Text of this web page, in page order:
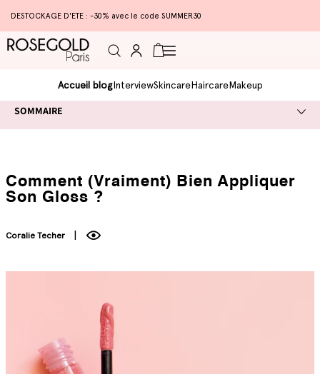
DESTOCKAGE D'ETE : -30% avec le code SUMMER30
ConnexionPanier
Accueil blogInterviewSkincareHaircareMakeup
SOMMAIRE
Comment (vraiment) Bien Appliquer
Son Gloss ?
Coralie Techer